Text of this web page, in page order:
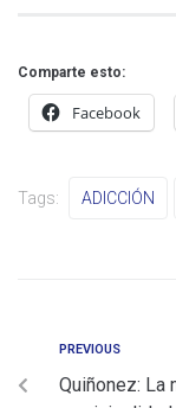
Comparte esto:
Facebook
Tags: ADICCIÓN
PREVIOUS
Quiñonez: La